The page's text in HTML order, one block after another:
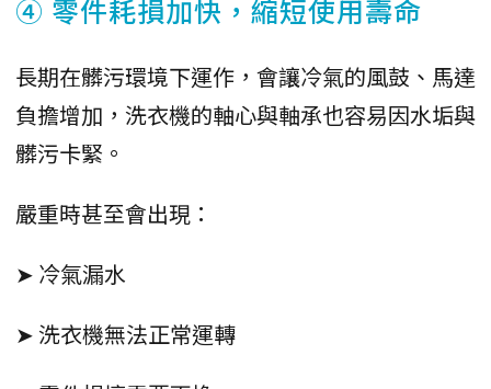
④ 零件耗損加快，縮短使用壽命
長期在髒污環境下運作，會讓冷氣的風鼓、馬達
負擔增加，洗衣機的軸心與軸承也容易因水垢與
髒污卡緊。
嚴重時甚至會出現：
➤ 冷氣漏水
➤ 洗衣機無法正常運轉